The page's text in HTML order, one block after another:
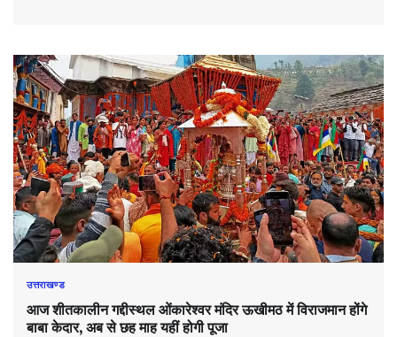
उत्तराखण्ड
आज शीतकालीन गद्दीस्थल ओंकारेश्वर मंदिर ऊखीमठ में विराजमान होंगे
बाबा केदार, अब से छह माह यहीं होगी पूजा